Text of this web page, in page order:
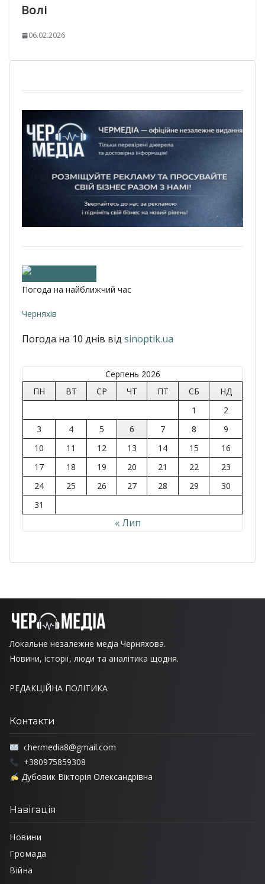
Волі
06.02.2026
Погода на найближчий час
Черняхів
Погода на 10 днів від sinoptik.ua
Серпень 2026
ПН
ВТ СР ЧТ ПТ СБ
НД
1
2
3
4 5 6 7 8
9
10
11 12 13 14 15
16
17
18 19 20 21 22
23
24
25 26 27 28 29
30
31
« Лип
Локальне незалежне медіа Черняхова.
Новини, історії, люди та аналітика щодня.
РЕДАКЦІЙНА ПОЛІТИКА
Контакти
chermedia8@gmail.com
+380975859308
Дубовик Вікторія Олександрівна
Навігація
Новини
Громада
Війна